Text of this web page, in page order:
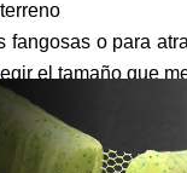
o para
el tamaño que